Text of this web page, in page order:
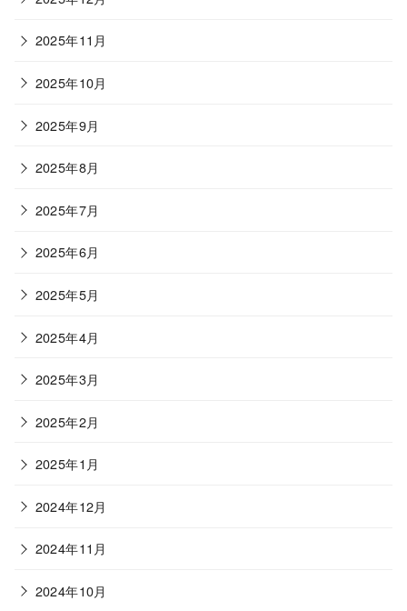
2025年11月
2025年10月
2025年9月
2025年8月
2025年7月
2025年6月
2025年5月
2025年4月
2025年3月
2025年2月
2025年1月
2024年12月
2024年11月
2024年10月